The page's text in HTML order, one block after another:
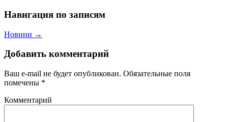
Навигация по записям
Новини →
Добавить комментарий
Ваш e-mail не будет опубликован. Обязательные поля
помечены *
Комментарий